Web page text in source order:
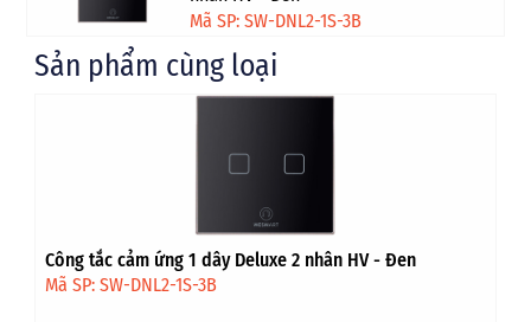
Mã SP: SW-DNL2-1S-3B
Sản phẩm cùng loại
Công tắc cảm ứng 1 dây Premium 1 nhân HV - Đen viền
vàng
Mã SP: SW-PNL1-1S-3B-4G